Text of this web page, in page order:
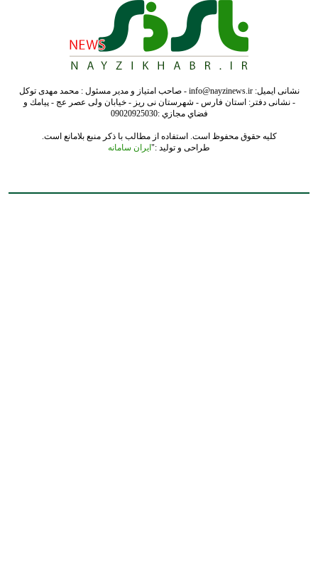
نشانی ایمیل: info@nayzinews.ir - صاحب امتیاز و مدیر مسئول : محمد مهدی توکل
- نشانی دفتر: استان فارس - شهرستان نی ریز - خیابان ولی عصر عج - پيامك و
فضاي مجازي :09020925030
کلیه حقوق محفوظ است. استفاده از مطالب با ذکر منبع بلامانع است.
طراحی و تولید :"ایران سامانه